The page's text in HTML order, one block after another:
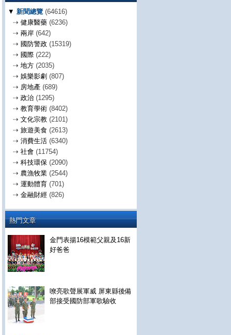
▼ 新聞總覽 (64616)
⇢ 健康醫藥 (6236)
⇢ 兩岸 (642)
⇢ 國防警政 (15319)
⇢ 國際 (222)
⇢ 地方 (2035)
⇢ 娛樂影劇 (807)
⇢ 房地產 (689)
⇢ 政治 (1295)
⇢ 教育學術 (8402)
⇢ 文化宗教 (2101)
⇢ 旅遊美食 (2613)
⇢ 消費生活 (6340)
⇢ 社會 (11754)
⇢ 科技環保 (2090)
⇢ 農漁牧業 (2544)
⇢ 運動體育 (701)
⇢ 金融財經 (826)
熱門文章
金門表揚16模範父親及16新
好爸爸
嘹亮歌聲展軍威 屏東縣後備
部接受國防部軍歌驗收